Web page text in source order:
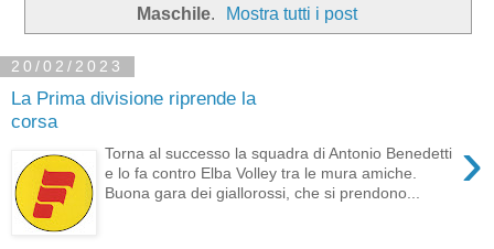
Maschile. Mostra tutti i post
20/02/2023
La Prima divisione riprende la
corsa
›
Torna al successo la squadra di Antonio Benedetti
e lo fa contro Elba Volley tra le mura amiche.
Buona gara dei giallorossi, che si prendono...